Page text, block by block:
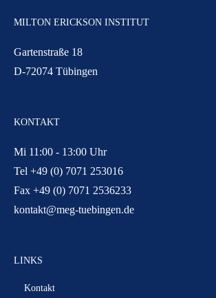
MILTON ERICKSON INSTITUT
Gartenstraße 18
D-72074 Tübingen
KONTAKT
Mi 11:00 - 13:00 Uhr
Tel +49 (0) 7071 253016
Fax +49 (0) 7071 2536233
kontakt@meg-tuebingen.de
LINKS
Kontakt